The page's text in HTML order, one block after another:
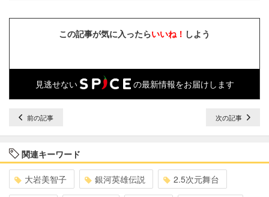
この記事が気に入ったらいいね！ しよう
見逃せない の最新情報をお届けします
前の記事 次の記事
関連キーワード
大岩美智子 銀河英雄伝説 2.5次元舞台